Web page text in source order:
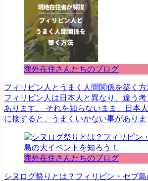
海外在住さんたちのブログ
フィリピン人とうまく人間関係を築く方
フィリピン人は日本人と異なり、違う
あります。 それを知らないまま、日本
に接すると、うまくいかない事がありま
海外在住さんたちのブログ
シヌログ祭りとは？フィリピン・セブ